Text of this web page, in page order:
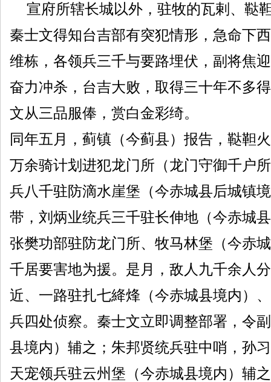
宣府所辖长城以外，驻牧的瓦剌、鞑
秦士文得知台吉部有突犯情形，急命下
维栋，各领兵三千与要路埋伏，副将焦
奋力冲杀，台吉大败，取得三十年不多
文从三品服俸，赏白金彩绮。
同年五月，蓟镇（今蓟县）报告，鞑靼
万余骑计划进犯龙门所（龙门守御千户
兵八千驻防滴水崖堡（今赤城县后城镇
带，刘炳业统兵三千驻长伸地（今赤城
张樊功部驻防龙门所、牧马林堡（今赤
千居要害地为援。是月，敌人九千余人
近、一路驻扎七絳烽（今赤城县境内）
兵四处侦察。秦士文立即调整部署，令
县境内）辅之；朱邦贤统兵驻中哨，孙
天宠领兵驻云州堡（今赤城县境内）辅